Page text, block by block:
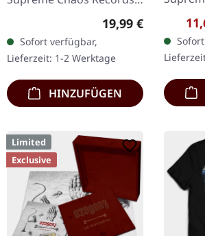
Schwarzes Vinyl limitiert
auf nur 200 Exemplare.
Vinyl-Spezifikationen: ·
180g…
Regulärer Preis:
19,99 €
Sofort verfügbar,
Lieferzeit: 1-2 Werktage
HINZUFÜGEN
CD im
"Stille
Nocte
Limited
Exclusive